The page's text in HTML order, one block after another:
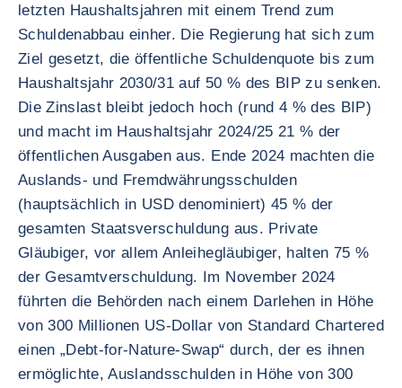
letzten Haushaltsjahren mit einem Trend zum
Schuldenabbau einher. Die Regierung hat sich zum
Ziel gesetzt, die öffentliche Schuldenquote bis zum
Haushaltsjahr 2030/31 auf 50 % des BIP zu senken.
Die Zinslast bleibt jedoch hoch (rund 4 % des BIP)
und macht im Haushaltsjahr 2024/25 21 % der
öffentlichen Ausgaben aus. Ende 2024 machten die
Auslands- und Fremdwährungsschulden
(hauptsächlich in USD denominiert) 45 % der
gesamten Staatsverschuldung aus. Private
Gläubiger, vor allem Anleihegläubiger, halten 75 %
der Gesamtverschuldung. Im November 2024
führten die Behörden nach einem Darlehen in Höhe
von 300 Millionen US-Dollar von Standard Chartered
einen „Debt-for-Nature-Swap“ durch, der es ihnen
ermöglichte, Auslandsschulden in Höhe von 300